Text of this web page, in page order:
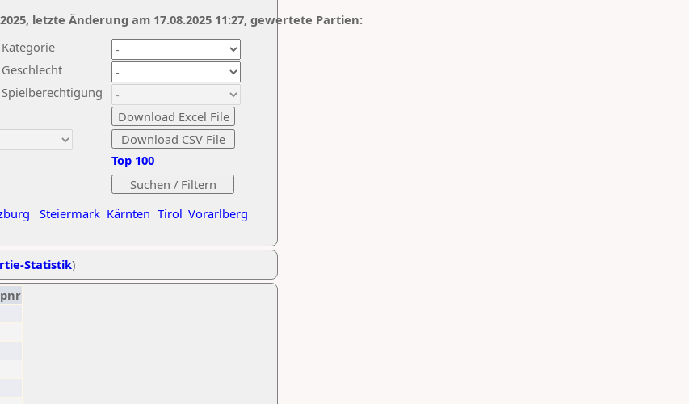
Kategorie
Geschlecht
Spielberechtigung
Steiermark Kärnten Tirol Vorarlberg
Top 100
letzte Änderung am 17.08.2025 11:27, gewertete Partien:
Statistik)
pnr